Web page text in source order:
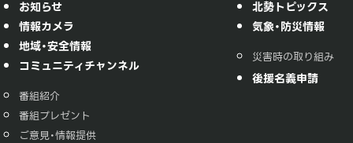
お知らせ
情報カメラ
地域・安全情報
コミュニティチャンネル
番組紹介
番組プレゼント
ご意見・情報提供
北勢トピックス
気象・防災情報
災害時の取り組み
後援名義申請